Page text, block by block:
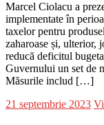
Marcel Ciolacu a
implementate în
taxelor pentru
zaharoase și, ulterior,
reducă deficitul
Guvernului un set de
Măsurile includ […]
Posted
21 septembrie 2023